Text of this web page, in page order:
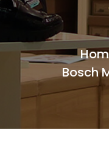
Bosch